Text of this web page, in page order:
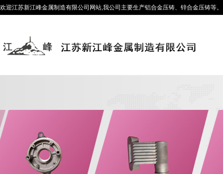
欢迎江苏新江峰金属制造有限公司网站,我公司主要生产铝合金压铸、锌合金压铸等